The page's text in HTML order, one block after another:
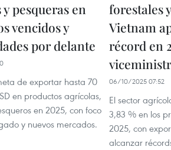
pesqueras en
vencidos y
por delante
de exportar hasta 70
en productos agrícolas,
en 2025, con foco
y nuevos mercados.
forestales
Vietnam
récord en
06/10/2025 07:52
El sector
3,83 % en los
2025, con
alcanzar